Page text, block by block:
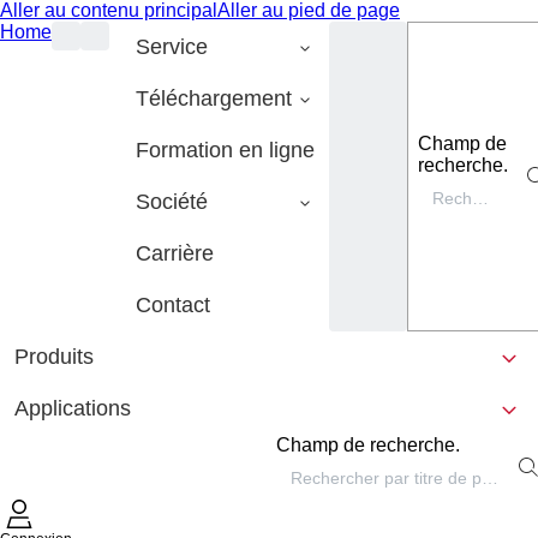
Aller au contenu principal Aller au pied de page
Home
Service
Téléchargement
Formation en ligne
Société
Carrière
Contact
Champ de
recherche.
Produits
Applications
Champ de recherche.